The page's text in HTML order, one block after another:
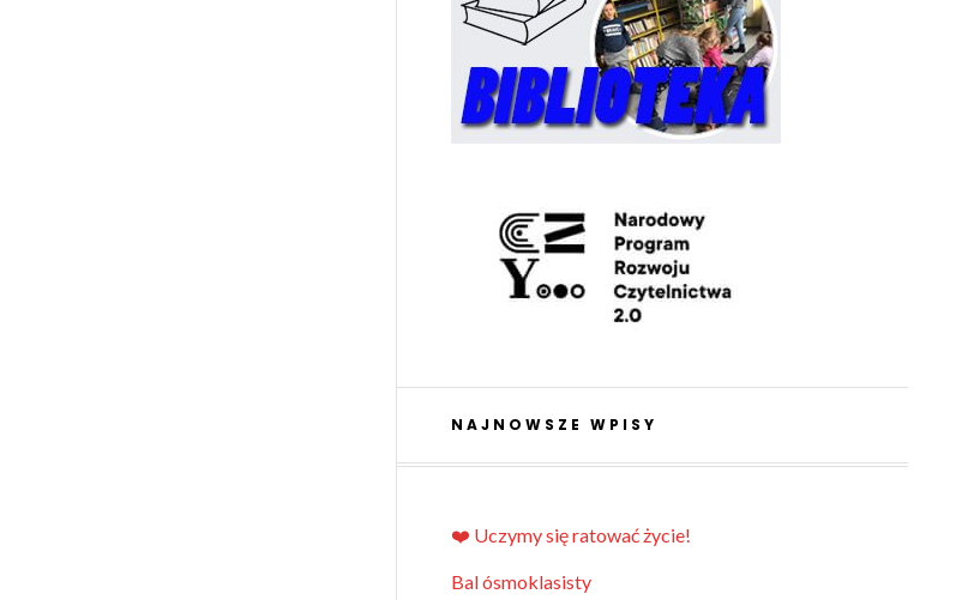
NAJNOWSZE WPISY
❤️ Uczymy się ratować życie!
Bal ósmoklasisty